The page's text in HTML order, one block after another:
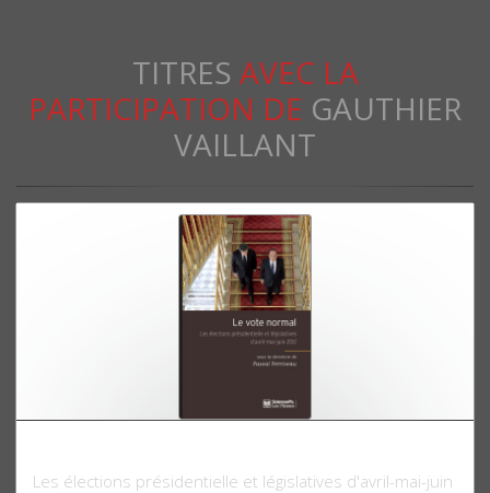
TITRES AVEC LA
PARTICIPATION DE GAUTHIER
VAILLANT
Les élections présidentielle et législatives d'avril-mai-juin